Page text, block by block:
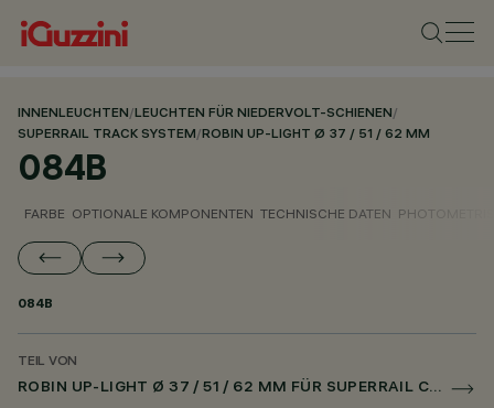
INNENLEUCHTEN/LEUCHTEN FÜR NIEDERVOLT-SCHIENEN/
SUPERRAIL TRACK SYSTEM/ROBIN UP-LIGHT Ø 37 / 51 / 62 MM
084B
FARBE OPTIONALE KOMPONENTEN TECHNISCHE DATEN
084B
TEIL VON
ROBIN UP-LIGHT Ø 37 / 51 / 62 MM FÜR SUPERRAIL CASAMBI